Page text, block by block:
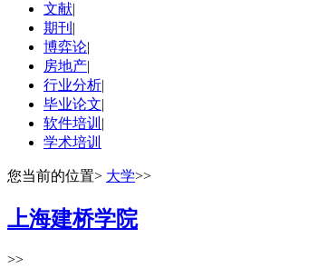
文献|
期刊 |
博弈论|
房地产|
行业分析|
毕业论文|
软件培训 |
学术培训
您当前的位置> 大学>>
上海建桥学院
>>